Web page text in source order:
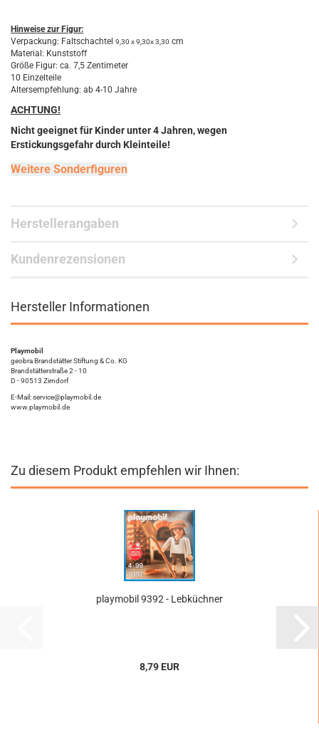
Hinweise zur Figur:
Verpackung: Faltschachtel 9,30 x 9,30x 3,30 cm
Material: Kunststoff
Größe Figur: ca. 7,5 Zentimeter
10 Einzelteile
Altersempfehlung: ab 4-10 Jahre
ACHTUNG!
Nicht geeignet für Kinder unter 4 Jahren, wegen
Erstickungsgefahr durch Kleinteile!
Weitere Sonderfiguren
Herstellerangaben
Kundenrezensionen
Hersteller Informationen
Playmobil
geobra Brandstätter Stiftung & Co. KG
Brandstätterstraße 2 - 10
D - 90513 Zirndorf
E-Mail: service@playmobil.de
www.playmobil.de
Zu diesem Produkt empfehlen wir Ihnen:
playmobil 9392 - Lebküchner
8,79 EUR